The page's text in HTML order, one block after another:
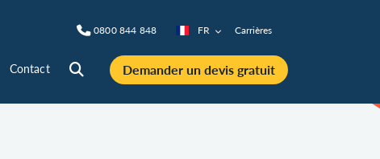
0800 844 848 FR Carrières
Contact Demander un devis gratuit